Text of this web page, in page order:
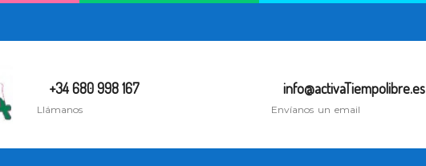
+34 680 998 167
Llámanos
info@activaTiempolibre.es
Envíanos un email